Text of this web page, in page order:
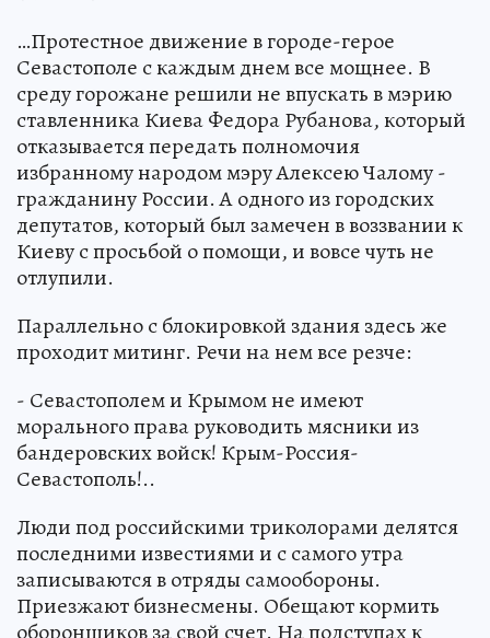
…Протестное движение в городе-герое
Севастополе с каждым днем все мощнее. В
среду горожане решили не впускать в мэрию
ставленника Киева Федора Рубанова, который
отказывается передать полномочия
избранному народом мэру Алексею Чалому -
гражданину России. А одного из городских
депутатов, который был замечен в воззвании к
Киеву с просьбой о помощи, и вовсе чуть не
отлупили.
Параллельно с блокировкой здания здесь же
проходит митинг. Речи на нем все резче:
- Севастополем и Крымом не имеют
морального права руководить мясники из
бандеровских войск! Крым-Россия-
Севастополь!..
Люди под российскими триколорами делятся
последними известиями и с самого утра
записываются в отряды самообороны.
Приезжают бизнесмены. Обещают кормить
оборонщиков за свой счет. На подступах к